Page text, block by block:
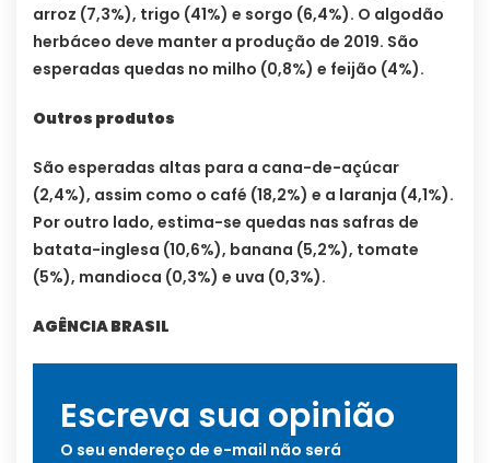
arroz (7,3%), trigo (41%) e sorgo (6,4%). O algodão
herbáceo deve manter a produção de 2019. São
esperadas quedas no milho (0,8%) e feijão (4%).
Outros produtos
São esperadas altas para a cana-de-açúcar
(2,4%), assim como o café (18,2%) e a laranja (4,1%).
Por outro lado, estima-se quedas nas safras de
batata-inglesa (10,6%), banana (5,2%), tomate
(5%), mandioca (0,3%) e uva (0,3%).
AGÊNCIA BRASIL
Escreva sua opinião
O seu endereço de e-mail não será